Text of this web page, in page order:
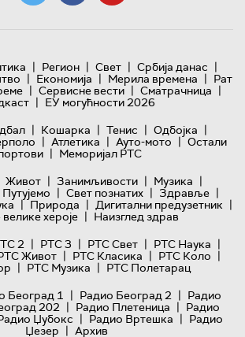
| Регион | Свет | Србија данас |
| Економија | Мерила времена | Рат
| Сервисне вести | Сматрачница |
| ЕУ могућности 2026
| Кошарка | Тенис | Одбојка |
| Атлетика | Ауто-мото | Остали
| Меморијал РТС
Живот | Занимљивости | Музика |
Путујемо | Свет познатих | Здравље |
| Природа | Дигитални предузетник |
хероје | Наизглед здрав
2 | РТС 3 | РТС Свет | РТС Наука |
Живот | РТС Класика | РТС Коло |
| РТС Музика | РТС Полетарац
Београд 1 | Радио Београд 2 | Радио
202 | Радио Плетеница | Радио
Џубокс | Радио Вртешка | Радио
Џезер | Архив